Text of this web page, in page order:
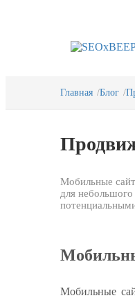
Главная Блог
Мобильные
для
Мобильные